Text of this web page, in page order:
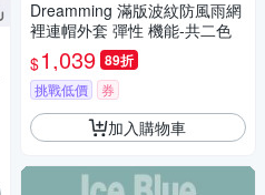
Dreamming 滿版波紋防風雨網
裡連帽外套 彈性 機能-共二色
$1,039 89折
挑戰低價 券
加入購物車